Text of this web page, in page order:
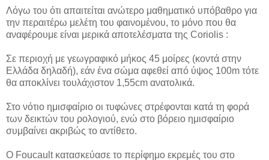
Λόγω του ότι απαιτείται ανώτερο μαθηματικό υπόβαθρο για
την περαιτέρω μελέτη του φαινομένου, το μόνο που θα
αναφέρουμε είναι μερικά αποτελέσματα της Coriolis :
Σε περιοχή με γεωγραφικό μήκος 45 μοίρες (κοντά στην
Ελλάδα δηλαδή), εάν ένα σώμα αφεθεί από ύψος 100m τότε
θα αποκλίνει τουλάχιστον 1,55cm ανατολικά.
Στο νότιο ημισφαίριο οι τυφώνες στρέφονται κατά τη φορά
των δεικτών του ρολογιού, ενώ στο βόρειο ημισφαίριο
συμβαίνει ακριβώς το αντίθετο.
Ο Foucault κατασκεύασε το περίφημο εκρεμές του στο